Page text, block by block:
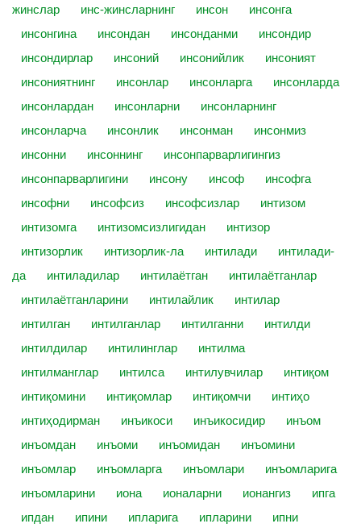
жинслар
инс-жинсларнинг инсон
инсонга
инсонгина
инсондан инсонданми
инсондир
инсондирлар
инсоний инсонийлик
инсоният
инсониятнинг
инсонлар инсонларга
инсонларда
инсонлардан
инсонларни
инсонларнинг
инсонларча
инсонлик инсонман
инсонмиз
инсонни
инсоннинг
инсонпарварлигингиз
инсонпарварлигини
инсону инсоф
инсофга
инсофни
инсофсиз инсофсизлар
интизом
интизомга
интизомсизлигидан
интизор
интизорлик
интизорлик-ла интилади
интилади-
да
интиладилар интилаётган
интилаётганлар
интилаётганларини
интилайлик
интилар
интилган
интилганлар интилганни
интилди
интилдилар
интилинглар
интилма
интилманглар
интилса интилувчилар
интиқом
интиқомини
интиқомлар интиқомчи
интиҳо
интиҳодирман
инъикоси инъикосидир
инъом
инъомдан
инъоми инъомидан
инъомини
инъомлар
инъомларга инъомлари
инъомларига
инъомларини
иона ионаларни ионангиз
ипга
ипдан
ипини ипларига ипларини
ипни